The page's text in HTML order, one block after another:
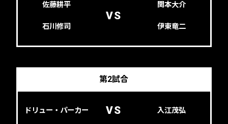
佐藤耕平
石川修司
VS
関本大介
伊東竜二
第2試合
ドリュー・パーカー VS 入江茂弘